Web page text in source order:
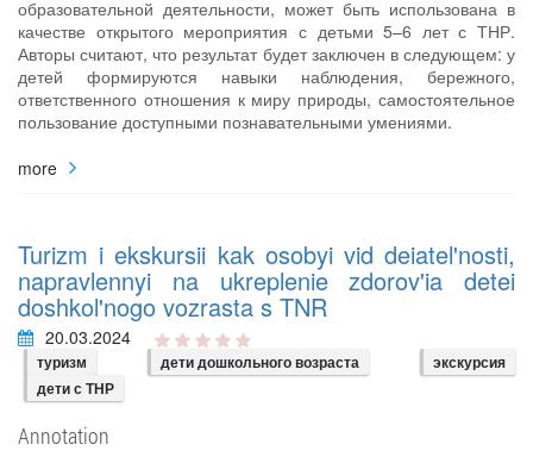
образовательной деятельности, может быть использована в
качестве открытого мероприятия с детьми 5–6 лет с ТНР.
Авторы считают, что результат будет заключен в следующем: у
детей формируются навыки наблюдения, бережного,
ответственного отношения к миру природы, самостоятельное
пользование доступными познавательными умениями.
more
Turizm i ekskursii kak osobyi vid deiatel'nosti,
napravlennyi na ukreplenie zdorov'ia detei
doshkol'nogo vozrasta s TNR
20.03.2024
туризм дети дошкольного возраста
экскурсия
дети с ТНР
Annotation